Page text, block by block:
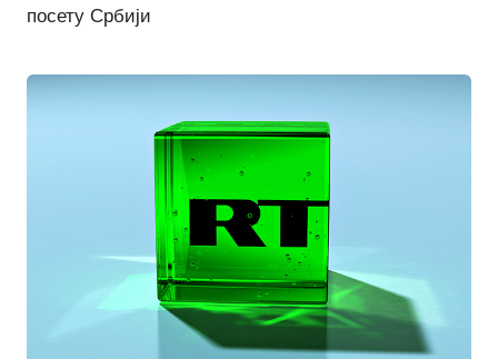
посету Србији